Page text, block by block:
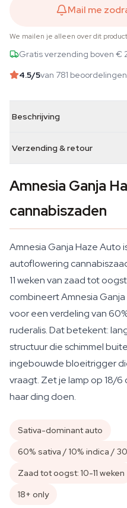
Mail me
We mailen je alleen over dit
Gratis verzending boven €
4.5/5van 781 beoordelingen
Beschrijving
Verzending & retour
Amnesia Ganja
cannabiszaden
Amnesia Ganja Haze Auto
autoflowering
11 weken van zaad tot
combineert Amnesia
voor een verdeling van
ruderalis. Dat betekent:
structuur die schimmel
ingebouwde bloeitrigger
vraagt. Zet je lamp op 18/
haar ding doen.
Sativa-dominant auto
60% sativa / 10% indica /
Zaad tot oogst: 10-11 weken
18+ only